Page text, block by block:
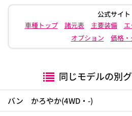
公式サイト
車種トップ
諸元表 主要装備
オプション
価格
同じモデルの別
バン かろやか(4WD・-)